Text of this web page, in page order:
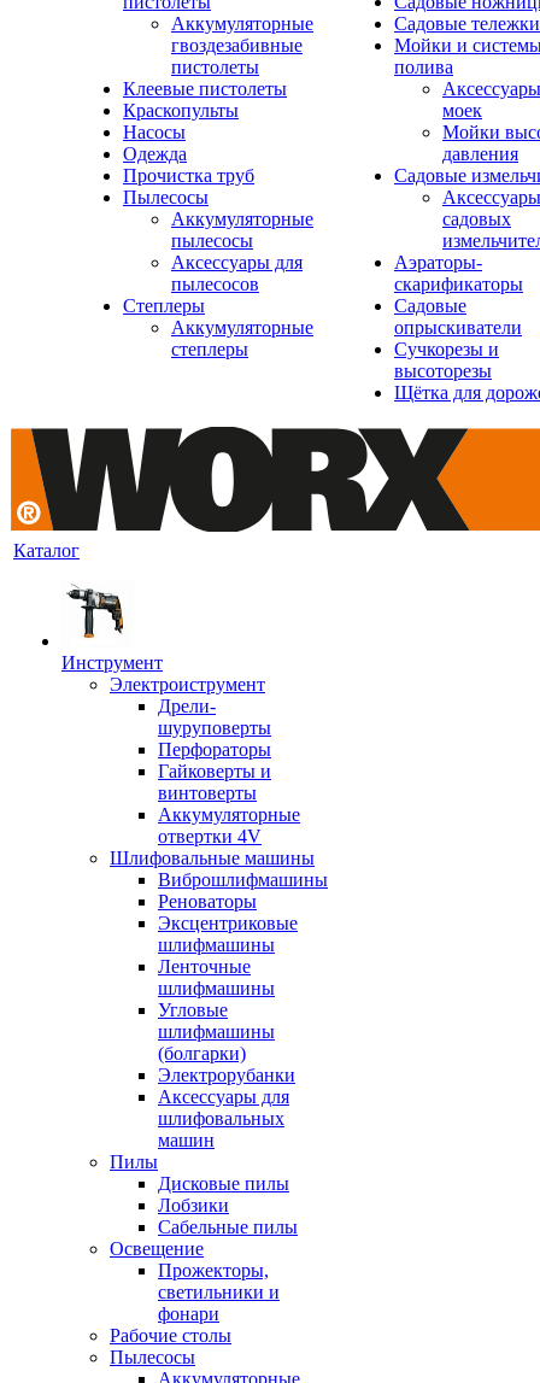
Аккумуляторные
гвоздезабивные
пистолеты
Клеевые пистолеты
Краскопульты
Насосы
Одежда
Прочистка труб
Пылесосы
Аккумуляторные
пылесосы
Аксессуары для
пылесосов
Степлеры
Аккумуляторные
степлеры
Садовые тележки
Мойки и
полива
моек
Мойки
давления
Садовые
садовых
Аэраторы-
скарификаторы
Садовые
опрыскиватели
Сучкорезы и
высоторезы
Щётка для
Каталог
Инструмент
Электроиструмент
Дрели-
шуруповерты
Перфораторы
Гайковерты и
винтоверты
Аккумуляторные
отвертки 4V
Шлифовальные машины
Виброшлифмашины
Реноваторы
Эксцентриковые
шлифмашины
Ленточные
шлифмашины
Угловые
шлифмашины
(болгарки)
Электрорубанки
Аксессуары для
шлифовальных
машин
Пилы
Дисковые пилы
Лобзики
Сабельные пилы
Освещение
Прожекторы,
светильники и
фонари
Рабочие столы
Пылесосы
Аккумуляторные